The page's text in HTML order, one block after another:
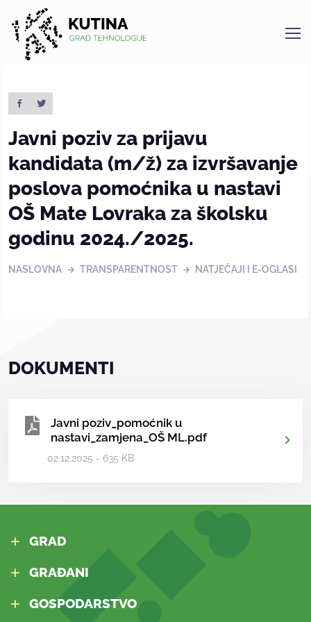
Kutina
Javni poziv za prijavu
kandidata (m/ž) za izvršavanje
poslova pomoćnika u nastavi
OŠ Mate Lovraka za školsku
godinu 2024./2025.
NASLOVNA TRANSPARENTNOST NATJEČAJI I E-OGLASI
DOKUMENTI
Javni poziv_pomoćnik u
nastavi_zamjena_OŠ ML.pdf
02.12.2025 - 635 KB
GRAD
GRAĐANI
GOSPODARSTVO